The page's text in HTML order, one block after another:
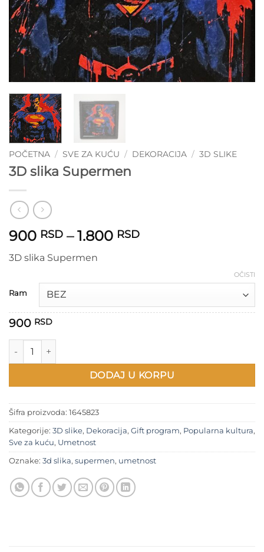
POČETNA / SVE ZA KUĆU / DEKORACIJA / 3D SLIKE
3D slika Supermen
900 RSD – 1.800 RSDRaspon
1.800 RSD
3D slika Supermen
Ram
OČISTI
900 RSD
3D slika Supermen količina
DODAJ U KORPU
Šifra proizvoda: 1645823
Kategorije: 3D slike, Dekoracija, Gift program, Popularna kultura,
Sve za kuću, Umetnost
Oznake: 3d slika, supermen, umetnost